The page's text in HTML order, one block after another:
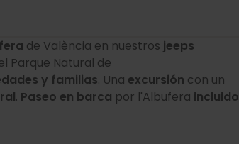
de València en nuestros jeeps
Parque Natural de
y familias. Una excursión con un
. Paseo en barca por l'Albufera incluido